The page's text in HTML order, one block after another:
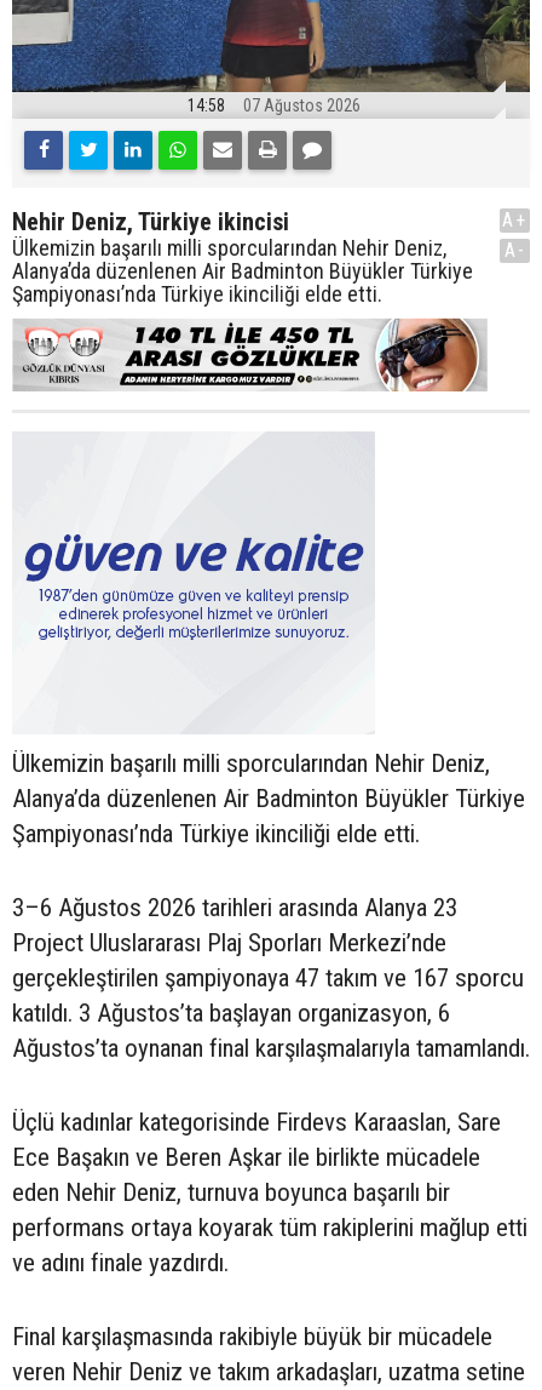
14:58 07 Ağustos 2026
Nehir Deniz, Türkiye ikincisi
Ülkemizin başarılı milli sporcularından Nehir Deniz,
Alanya’da düzenlenen Air Badminton Büyükler Türkiye
Şampiyonası’nda Türkiye ikinciliği elde etti.
A+
A-
Ülkemizin başarılı milli sporcularından Nehir Deniz,
Alanya’da düzenlenen Air Badminton Büyükler Türkiye
Şampiyonası’nda Türkiye ikinciliği elde etti.
3–6 Ağustos 2026 tarihleri arasında Alanya 23
Project Uluslararası Plaj Sporları Merkezi’nde
gerçekleştirilen şampiyonaya 47 takım ve 167 sporcu
katıldı. 3 Ağustos’ta başlayan organizasyon, 6
Ağustos’ta oynanan final karşılaşmalarıyla tamamlandı.
Üçlü kadınlar kategorisinde Firdevs Karaaslan, Sare
Ece Başakın ve Beren Aşkar ile birlikte mücadele
eden Nehir Deniz, turnuva boyunca başarılı bir
performans ortaya koyarak tüm rakiplerini mağlup etti
ve adını finale yazdırdı.
Final karşılaşmasında rakibiyle büyük bir mücadele
veren Nehir Deniz ve takım arkadaşları, uzatma setine